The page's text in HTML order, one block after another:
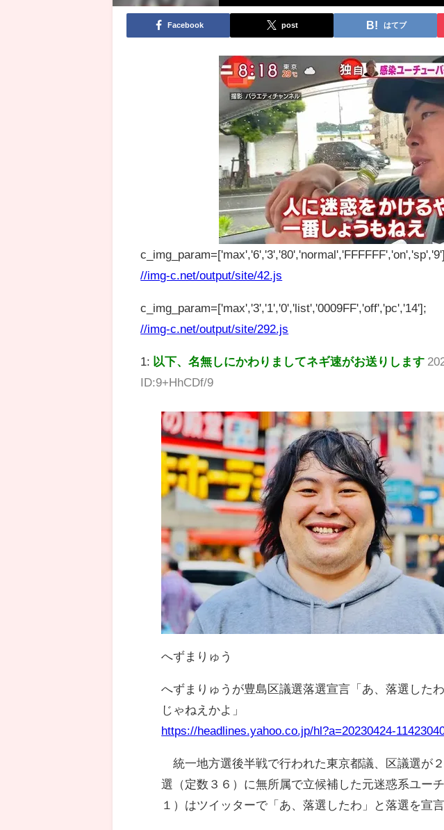
Facebook post はてブ
//img-c.net/output/site/42.js
c_img_param=['max','3','1','0','list','0009FF','off','pc','14'];
//img-c.net/output/site/292.js
1: 以下、名無しにかわりましてネギ速がお送りします
ID:9+HhCDf/9
へずまりゅう
へずまりゅうが豊島区議選落選宣言「あ、落選した
じゃねえかよ」
https://headlines.yahoo.co.jp/hl?a=20230424-
統一地方選後半戦で行われた東京都議、区議選が
選（定数３６）に無所属で立候補した元迷惑系ユー
１）はツイッターで「あ、落選したわ」と落選を宣言